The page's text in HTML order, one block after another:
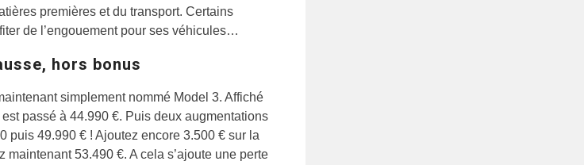
premières et du transport. Certains
de l’engouement pour ses véhicules…
hors bonus
simplement nommé Model 3. Affiché
passé à 44.990 €. Puis deux augmentations
puis 49.990 € ! Ajoutez encore 3.500 € sur la
maintenant 53.490 €. A cela s’ajoute une perte